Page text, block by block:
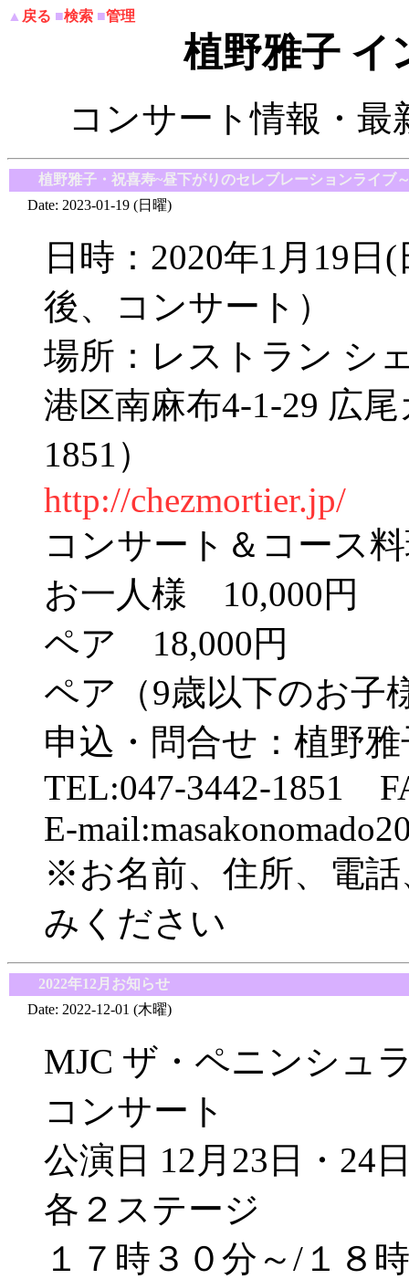
▲ 戻る ■検索 ■管理
植野雅子 イ
コンサート情報・
植野雅子・祝喜寿~昼下がりのセレブレーションライブ
Date: 2023-01-19 (日曜)
日時：2020年1月19
後、コンサート）
場所：レストラン シ
港区南麻布4-1-29 広
1851）
http://chezmortier.jp/
コンサート＆コース
お一人様 10,000円
ペア 18,000円
ペア（9歳以下のお子
申込・問合せ：植野
TEL:047-3442-1851
E-
※お名前、住所、電
みください
2022年12月お知らせ
Date: 2022-12-01 (木曜)
MJC ザ・ペニンシュ
コンサート
公演日 12月23日・24
各２ステージ
１７時３０分～/１８